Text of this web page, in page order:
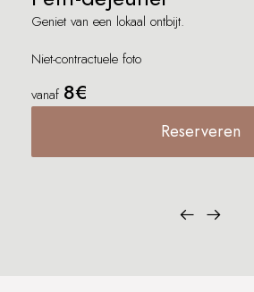
Geniet van een lokaal ontbijt.
Niet-contractuele foto
vanaf 8€
Reserveren